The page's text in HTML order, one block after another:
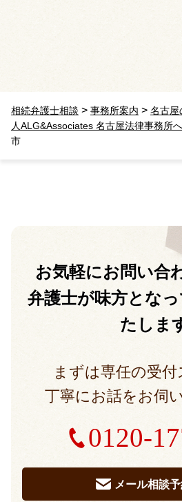
相続弁護士相談 > 事務所案内 > 名古屋
人ALG&Associates 名古屋法律事務所
市
お気軽にお問い合
弁護士が味方となっ
たしま
まずは専任の受
丁寧にお話をお伺
0120-
メール相談